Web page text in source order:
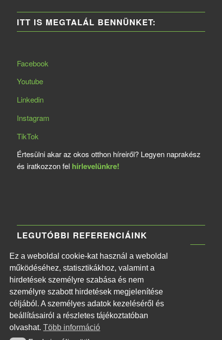
Ez a weboldal cookie-kat használ a weboldal
működéséhez, statisztikákhoz, valamint a
hirdetések személyre szabása és nem
személyre szabott hirdetések megjelenítése
céljából. A személyes adatok kezeléséről és
beállításairól a részletes tájékoztatóban
olvashat.Több információ
ITT IS MEGTALÁL BENNÜNKET:
Facebook
Youtube
Linkedin
Instagram
TikTok
Értesülni akar az okos otthon híreiről? Legyen naprakész
és iratkozzon fel hírlevelünkre!
LEGUTÓBBI REFERENCIÁINK
MTVA Központi Irodaház
2026-06-11 - 13:30
Naphegy téri MTI székház
2026-06-11 - 13:26
Budapest Főváros II. kerületi Önkormányzat
2026-06-11 - 13:20